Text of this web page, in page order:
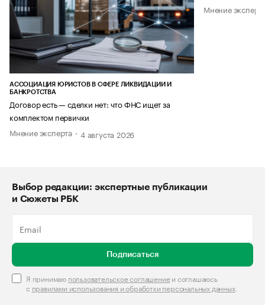
АССОЦИАЦИЯ ЮРИСТОВ В СФЕРЕ ЛИКВИДАЦИИ И
БАНКРОТСТВА
Договор есть — сделки нет: что ФНС ищет за
комплектом первички
Мнение эксперта
4 августа 2026
Мнение
Выбор редакции: экспертные публикации
и Сюжеты РБК
Подписаться
Я принимаю пользовательское соглашениеи соглашаюсь
с правилами использования и обработки персональных данных.